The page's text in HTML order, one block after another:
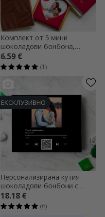
Комплект от 5 мини
шоколадови бонбона,
персонализирани с
фотографии и текст -
Любов
6.59 €
(1)
ЕКСКЛУЗИВНО
Персонализирана кутия
шоколадови бонбони с
фотография, текст и QR код
- Нашата мелодия
18.18 €
(6)